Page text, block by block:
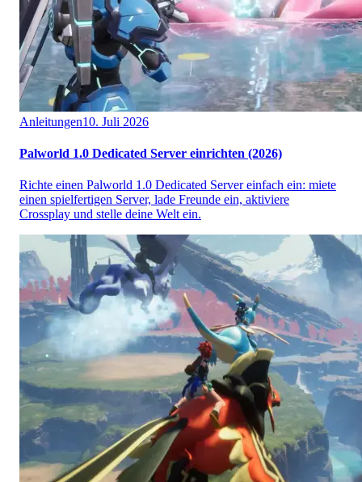
Anleitungen10. Juli 2026
Palworld 1.0 Dedicated Server einrichten (2026)
Richte einen Palworld 1.0 Dedicated Server einfach ein: miete
einen spielfertigen Server, lade Freunde ein, aktiviere
Crossplay und stelle deine Welt ein.